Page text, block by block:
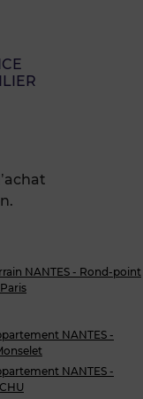
NANTES - Rond-point
NANTES -
NANTES -